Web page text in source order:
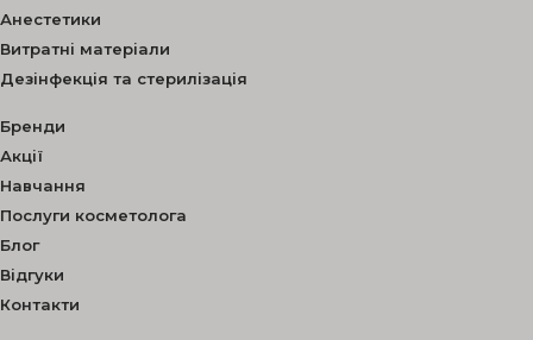
Анестетики
Витратні матеріали
Дезінфекція та стерилізація
Бренди
Акції
Навчання
Послуги косметолога
Блог
Відгуки
Контакти